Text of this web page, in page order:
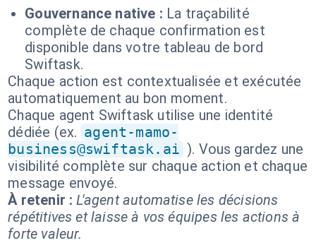
Gouvernance native : La traçabilité
complète de chaque confirmation est
disponible dans votre tableau de bord
Swiftask.
Chaque action est contextualisée et exécutée
automatiquement au bon moment.
Chaque agent Swiftask utilise une identité
dédiée (ex. agent-mamo-
business@swiftask.ai ). Vous gardez une
visibilité complète sur chaque action et chaque
message envoyé.
À retenir : L'agent automatise les décisions
répétitives et laisse à vos équipes les actions à
forte valeur.